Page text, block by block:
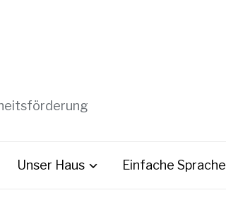
Unser Haus Einfache Sprache